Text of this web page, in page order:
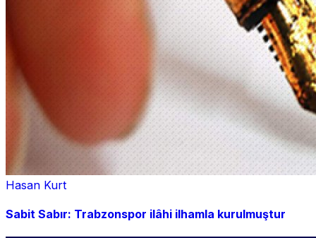
Hasan Kurt
Sabit Sabır: Trabzonspor ilâhi ilhamla kurulmuştur